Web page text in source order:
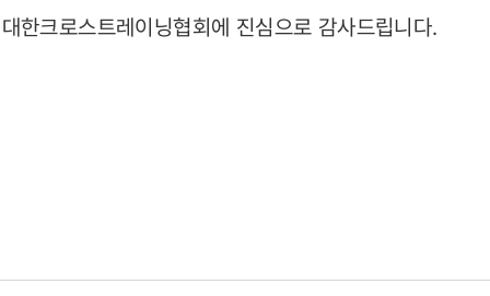
한크로스트레이닝협회에 진심으로 감사드립니다.